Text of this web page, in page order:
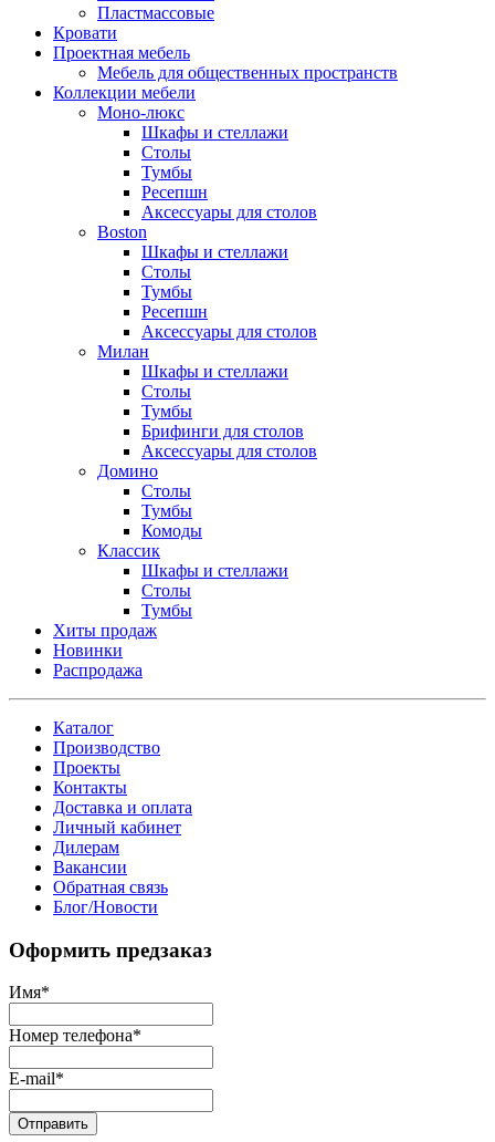
Пластмассовые
Кровати
Проектная мебель
Мебель для общественных пространств
Коллекции мебели
Моно-люкс
Шкафы и стеллажи
Столы
Тумбы
Ресепшн
Аксессуары для столов
Boston
Шкафы и стеллажи
Столы
Тумбы
Ресепшн
Аксессуары для столов
Милан
Шкафы и стеллажи
Столы
Тумбы
Брифинги для столов
Аксессуары для столов
Домино
Столы
Тумбы
Комоды
Классик
Шкафы и стеллажи
Столы
Тумбы
Хиты продаж
Новинки
Распродажа
Каталог
Производство
Проекты
Контакты
Доставка и оплата
Личный кабинет
Дилерам
Вакансии
Обратная связь
Блог/Новости
Оформить предзаказ
Имя*
Номер телефона*
E-mail*
Отправить